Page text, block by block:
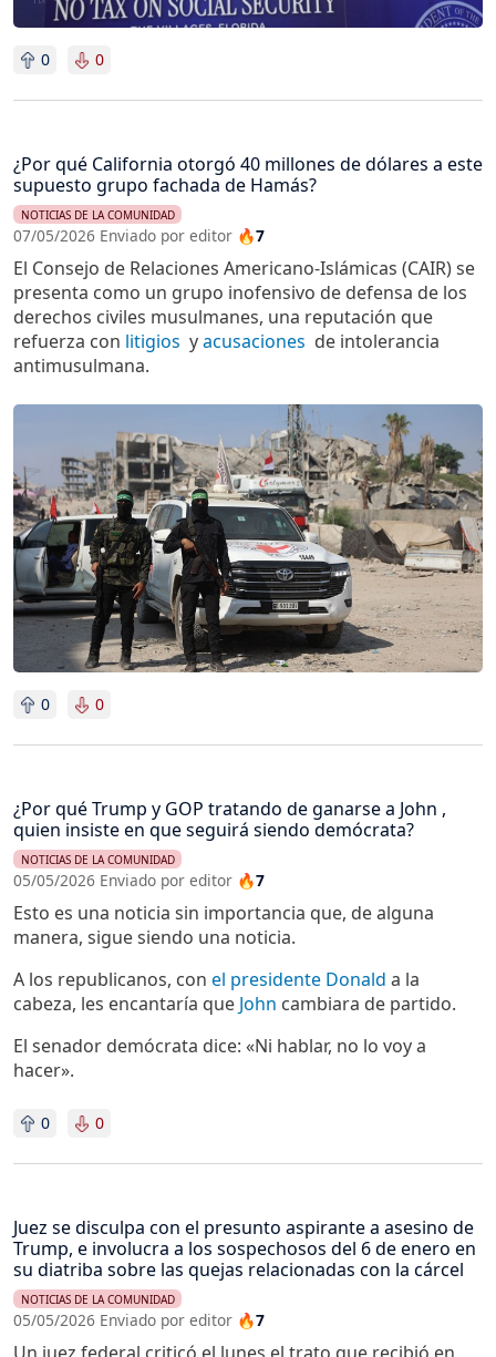
0 0
¿Por qué California otorgó 40 millones de dólares a este
supuesto grupo fachada de Hamás?
NOTICIAS DE LA COMUNIDAD
07/05/2026 Enviado por editor 🔥7
El Consejo de Relaciones Americano-Islámicas (CAIR) se
presenta como un grupo inofensivo de defensa de los
derechos civiles musulmanes, una reputación que
refuerza con litigios yacusaciones de intolerancia
antimusulmana.
Imagen
0 0
¿Por qué Trump y GOP tratando de ganarse a John ,
quien insiste en que seguirá siendo demócrata?
NOTICIAS DE LA COMUNIDAD
05/05/2026 Enviado por editor 🔥7
Esto es una noticia sin importancia que, de alguna
manera, sigue siendo una noticia.
A los republicanos, con el presidente Donald a la
cabeza, les encantaría que John cambiara de partido.
El senador demócrata dice: «Ni hablar, no lo voy a
hacer».
0 0
Juez se disculpa con el presunto aspirante a asesino de
Trump, e involucra a los sospechosos del 6 de enero en
su diatriba sobre las quejas relacionadas con la cárcel
NOTICIAS DE LA COMUNIDAD
05/05/2026 Enviado por editor 🔥7